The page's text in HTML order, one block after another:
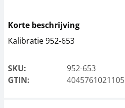
Korte beschrijving
Kalibratie 952-653
SKU:
952-653
GTIN:
4045761021105